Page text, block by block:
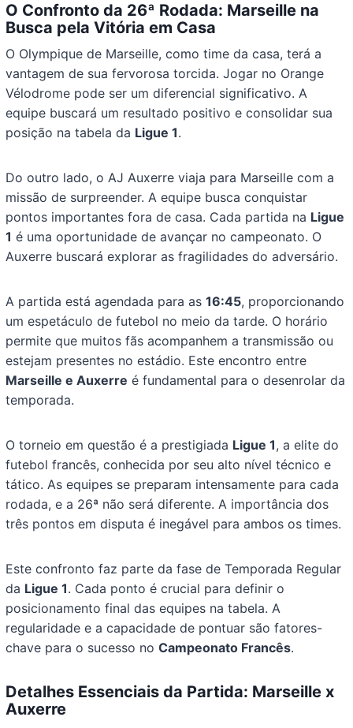
O Confronto da 26ª Rodada: Marseille na
Busca pela Vitória em Casa
O Olympique de Marseille, como time da casa, terá a
vantagem de sua fervorosa torcida. Jogar no Orange
Vélodrome pode ser um diferencial significativo. A
equipe buscará um resultado positivo e consolidar sua
posição na tabela da Ligue 1.
Do outro lado, o AJ Auxerre viaja para Marseille com a
missão de surpreender. A equipe busca conquistar
pontos importantes fora de casa. Cada partida na Ligue
1 é uma oportunidade de avançar no campeonato. O
Auxerre buscará explorar as fragilidades do adversário.
A partida está agendada para as16:45, proporcionando
um espetáculo de futebol no meio da tarde. O horário
permite que muitos fãs acompanhem a transmissão ou
estejam presentes no estádio. Este encontro entre
Marseille e Auxerre é fundamental para o desenrolar da
temporada.
O torneio em questão é a prestigiada Ligue 1, a elite do
futebol francês, conhecida por seu alto nível técnico e
tático. As equipes se preparam intensamente para cada
rodada, e a 26ª não será diferente. A importância dos
três pontos em disputa é inegável para ambos os times.
Este confronto faz parte da fase de Temporada Regular
da Ligue 1. Cada ponto é crucial para definir o
posicionamento final das equipes na tabela. A
regularidade e a capacidade de pontuar são fatores-
chave para o sucesso noCampeonato Francês.
Detalhes Essenciais da Partida: Marseille x
Auxerre